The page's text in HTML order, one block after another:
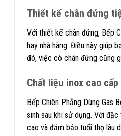
Thiết kế chân đứng
Với thiết kế chân đứng, Bếp
hay nhà hàng. Điều này giúp
đó, việc có chân đứng cũng
Chất liệu inox cao cấp
Bếp Chiên Phẳng Dùng
sinh sau khi sử dụng. Với
cao và đảm bảo tuổi thọ lâu